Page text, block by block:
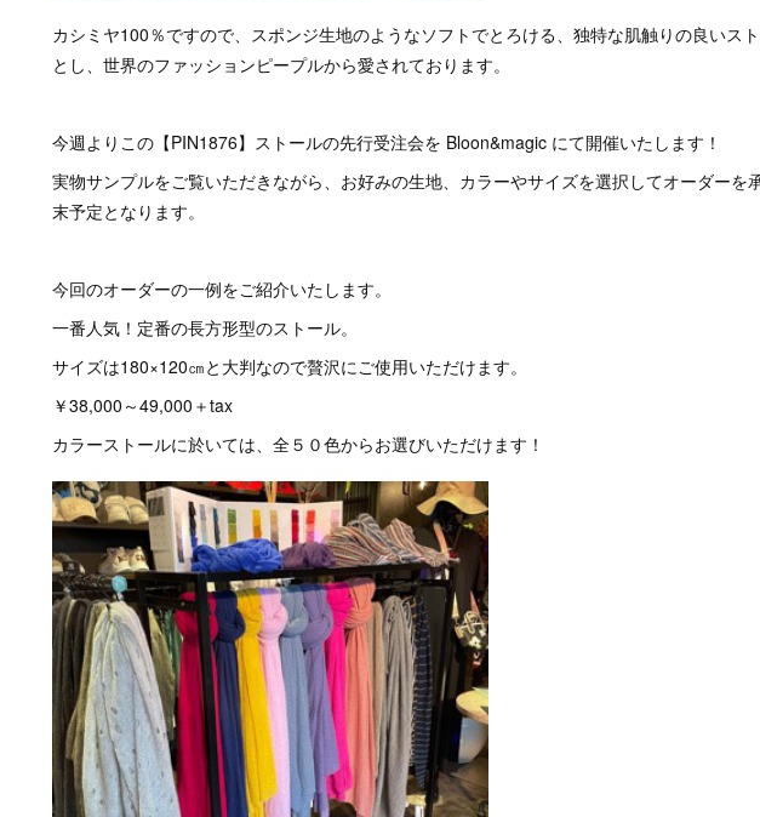
カシミヤ100％ですので、スポンジ生地のようなソフトでとろける、独特な肌触りの良いス
とし、世界のファッションピープルから愛されております。
今週よりこの【PIN1876】ストールの先行受注会を Bloon&magic にて開催いたします！
実物サンプルをご覧いただきながら、お好みの生地、カラーやサイズを選択してオーダーを
末予定となります。
今回のオーダーの一例をご紹介いたします。
一番人気！定番の長方形型のストール。
サイズは180×120㎝と大判なので贅沢にご使用いただけます。
￥38,000～49,000＋tax
カラーストールに於いては、全５０色からお選びいただけます！